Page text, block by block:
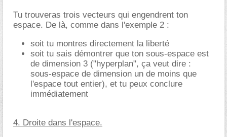
Tu trouveras trois vecteurs qui engendrent ton
espace. De là, comme dans l'exemple 2 :
soit tu montres directement la liberté
soit tu sais démontrer que ton sous-espace est
de dimension 3 ("hyperplan", ça veut dire :
sous-espace de dimension un de moins que
l'espace tout entier), et tu peux conclure
immédiatement
4. Droite dans l'espace.